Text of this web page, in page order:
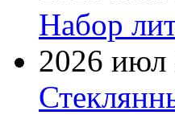
Набор
2026 июл